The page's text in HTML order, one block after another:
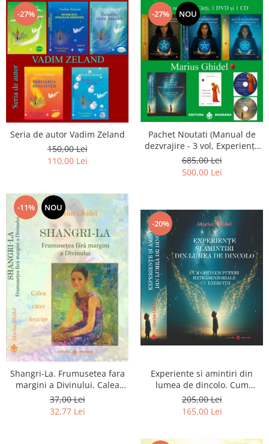
-27%
Seria de autor Vadim Zeland
150,00 Lei
110,00 Lei
-27% NOU
Pachet Noutati (Manual de
dezvrajire - 3 vol, Experiențe
și amintiri, Rugăciunile
Luceafarului de dimineata) -
Marius Ghidel
685,00 Lei
500,00 Lei
-11% NOU
Shangri-La. Frumusetea fara
margini a Divinului. Calea
catre fericire
37,00 Lei
32,77 Lei
-20%
Experiente si amintiri din
lumea de dincolo. Cum
obtinem puteri
extrasenzoriale - cu exercitii
205,00 Lei
165,00 Lei